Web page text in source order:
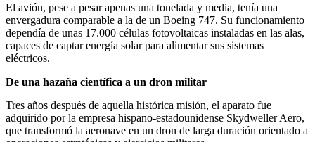
El avión, pese a pesar apenas una tonelada y media, tenía una
envergadura comparable a la de un Boeing 747. Su funcionamiento
dependía de unas 17.000 células fotovoltaicas instaladas en las alas,
capaces de captar energía solar para alimentar sus sistemas
eléctricos.
De una hazaña científica a un dron militar
Tres años después de aquella histórica misión, el aparato fue
adquirido por la empresa hispano-estadounidense Skydweller Aero,
que transformó la aeronave en un dron de larga duración orientado a